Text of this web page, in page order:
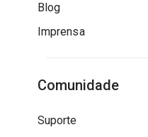
Blog
Imprensa
Comunidade
Suporte